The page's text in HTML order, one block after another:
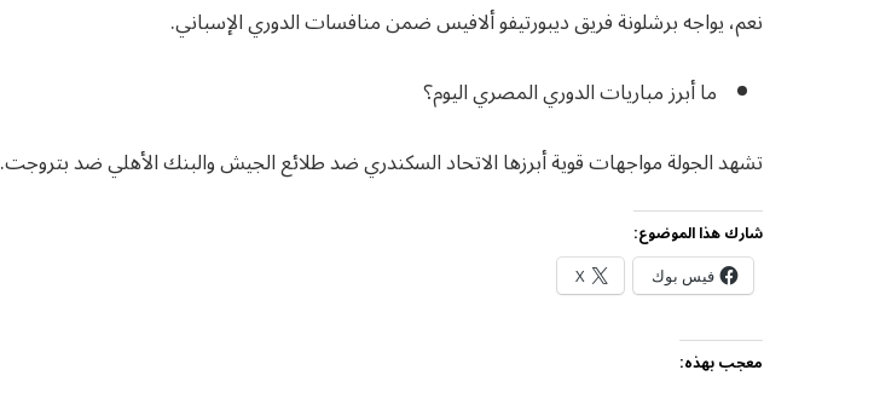
نعم، يواجه برشلونة فريق ديبورتيفو ألافيس ضمن منافسات الدوري الإسباني.
ما أبرز مباريات الدوري المصري اليوم؟
تشهد الجولة مواجهات قوية أبرزها الاتحاد السكندري ضد طلائع الجيش والبنك الأهلي ضد بتروجت.
شارك هذا الموضوع:
فيس بوك X
معجب بهذه: